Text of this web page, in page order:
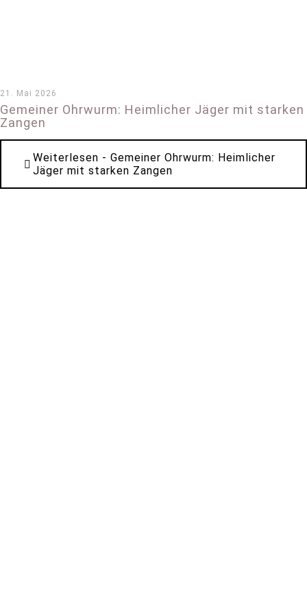
21. Mai 2026
Gemeiner Ohrwurm: Heimlicher Jäger mit starken
Zangen
Weiterlesen - Gemeiner Ohrwurm: Heimlicher
Jäger mit starken Zangen